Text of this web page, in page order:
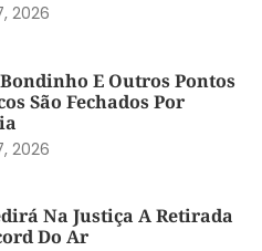
2026
E Outros Pontos
São Fechados Por
2026
Na Justiça A Retirada
Do Ar